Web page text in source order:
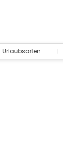
Urlaubsarten